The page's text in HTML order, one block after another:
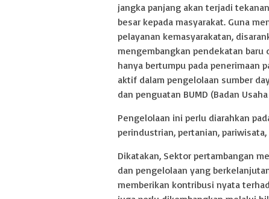
jangka panjang akan terjadi
besar kepada masyarakat. Guna
pelayanan kemasyarakatan,
mengembangkan pendekatan
hanya bertumpu pada penerimaan
aktif dalam pengelolaan sumber
dan penguatan BUMD (Badan
Pengelolaan ini perlu diarahkan
perindustrian, pertanian,
Dikatakan, Sektor pertambangan
dan pengelolaan yang
memberikan kontribusi nyata